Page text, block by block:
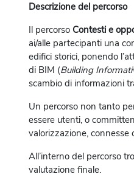
Descrizione del percorso
Il percorso Contesti e
ai/alle partecipanti una
edifici storici, ponendo
di BIM (Building
scambio di informazioni
Un percorso non tanto
essere utenti, o
valorizzazione, connesse
All’interno del percorso
valutazione finale.